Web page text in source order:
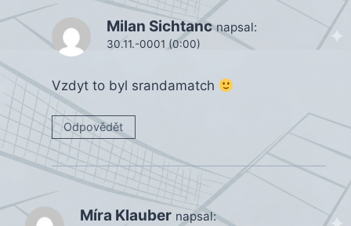
Milan Sichtanc napsal:
30.11.-0001 (0:00)
Vzdyt to byl srandamatch
Odpovědět
Míra Klauber napsal: